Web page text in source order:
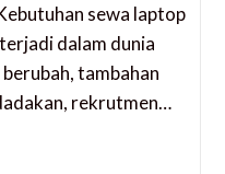
sewa laptop
dalam dunia
tambahan
rekrutmen…